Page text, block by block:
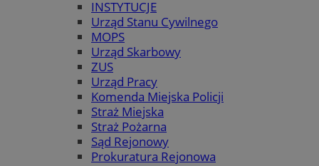
INSTYTUCJE
Urząd Stanu Cywilnego
MOPS
Urząd Skarbowy
ZUS
Urząd Pracy
Komenda Miejska Policji
Straż Miejska
Straż Pożarna
Sąd Rejonowy
Prokuratura Rejonowa